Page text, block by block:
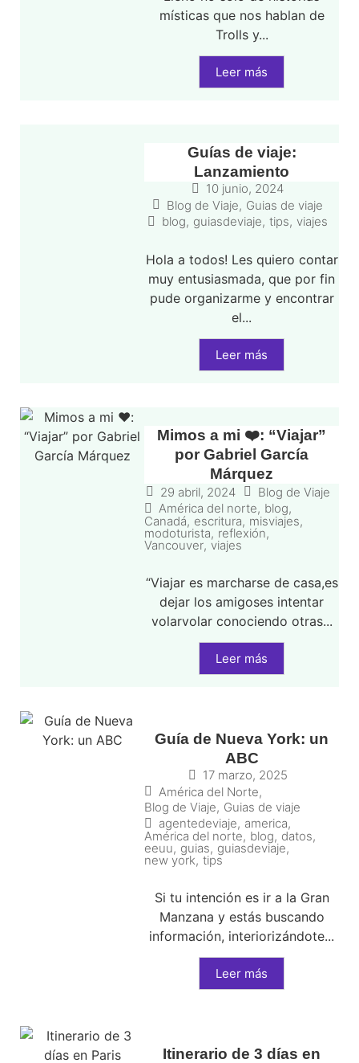
místicas que nos hablan de
Trolls y...
Leer más
Guías de viaje:
Lanzamiento
10 junio, 2024
Blog de Viaje, Guias de viaje
blog, guiasdeviaje, tips, viajes
Hola a todos! Les quiero contar
muy entusiasmada, que por fin
pude organizarme y encontrar
el...
Leer más
Mimos a mi ❤️: “Viajar”
por Gabriel García
Márquez
29 abril, 2024
Blog de Viaje
América del norte, blog,
Canadá, escritura, misviajes,
modoturista, reflexión,
Vancouver, viajes
“Viajar es marcharse de casa,es
dejar los amigoses intentar
volarvolar conociendo otras...
Leer más
Guía de Nueva York: un
ABC
17 marzo, 2025
América del Norte,
Blog de Viaje, Guias de viaje
agentedeviaje, america,
América del norte, blog, datos,
eeuu, guias, guiasdeviaje,
new york, tips
Si tu intención es ir a la Gran
Manzana y estás buscando
información, interiorizándote...
Leer más
Itinerario de 3 días en